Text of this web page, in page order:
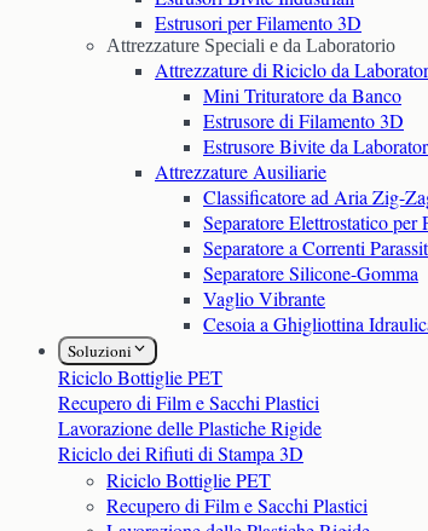
Estrusori per Filamento 3D
Attrezzature Speciali e da Laboratorio
Attrezzature di Riciclo da
Mini Trituratore da Banco
Estrusore di Filamento 3D
Estrusore Bivite da
Attrezzature Ausiliarie
Classificatore ad Aria Zig-
Separatore Elettrostatico per
Separatore a Correnti
Separatore Silicone-Gomma
Vaglio Vibrante
Cesoia a Ghigliottina
Soluzioni
Riciclo Bottiglie PET
Recupero di Film e Sacchi Plastici
Lavorazione delle Plastiche Rigide
Riciclo dei Rifiuti di Stampa 3D
Riciclo Bottiglie PET
Recupero di Film e Sacchi Plastici